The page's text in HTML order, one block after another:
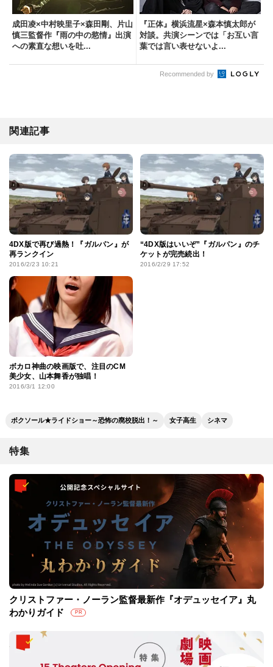
成田凌×中村映里子×森田剛、片山
慎三監督作『雨の中の慾情』出演
への素直な想いを吐...
『正体』横浜流星×森本慎太郎が
対談。共演シーンでは「お互い言
葉では言い表せないよ...
Recommended by
関連記事
4DX版で再び過熱！『ガルパン』が
再ランクイン
2016/2/23 10:21
“4DX版はいいぞ”『ガルパン』のチ
ケットが完売続出！
2016/2/29 17:52
ボカロ神曲の映画版で、注目のCM
美少女、山本舞香が独唱！
2016/3/1 12:00
ボクソール★ライドショー～恐怖の廃校脱出！～ 女子高生 シネマ
特集
クリストファー・ノーラン監督最新作『オデュッセイア』丸
わかりガイド
PR